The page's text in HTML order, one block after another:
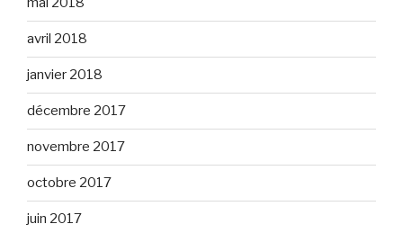
avril 2018
janvier 2018
décembre 2017
novembre 2017
octobre 2017
juin 2017